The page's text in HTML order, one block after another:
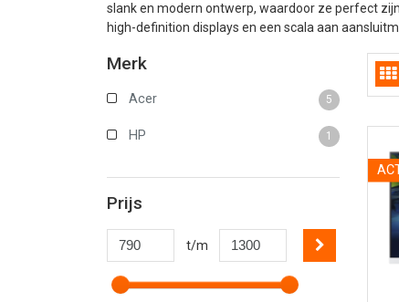
slank en modern ontwerp, waardoor ze perfect
high-definition displays en een scala aan
Merk
Acer 5
HP 1
Prijs
t/m